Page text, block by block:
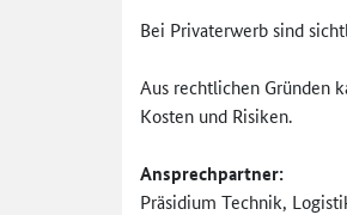
Bei Privaterwerb sind
Aus rechtlichen Gründen
Kosten und Risiken.
Ansprechpartner:
Präsidium Technik,